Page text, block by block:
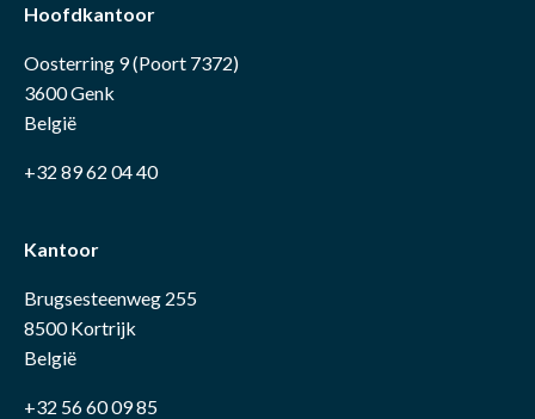
Hoofdkantoor
Oosterring 9 (Poort 7372)
3600 Genk
België
+32 89 62 04 40
Kantoor
Brugsesteenweg 255
8500 Kortrijk
België
+32 56 60 09 85